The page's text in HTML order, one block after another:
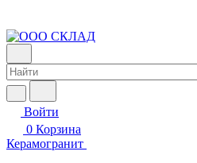
Войти
0 Корзина
Керамогранит